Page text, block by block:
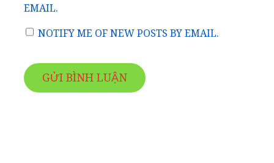
EMAIL.
NOTIFY ME OF NEW POSTS BY EMAIL.